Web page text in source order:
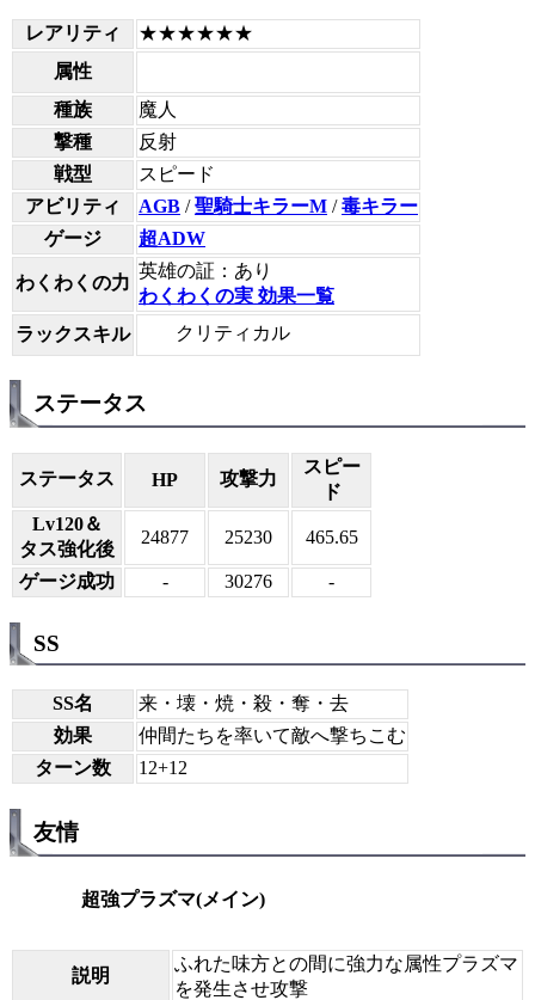
レアリティ
★★★★★★
属性
種族
魔人
撃種
反射
戦型
スピード
アビリティ
AGB /聖騎士キラーM /毒キラー
ゲージ
超ADW
わくわくの力
英雄の証：あり
わくわくの実 効果一覧
ラックスキル
クリティカル
ステータス
ステータス HP 攻撃力
スピー
ド
Lv120＆
タス強化後
24877 25230 465.65
ゲージ成功 - 30276 -
SS
SS名
来・壊・焼・殺・奪・去
効果
仲間たちを率いて敵へ撃ちこむ
ターン数
12+12
友情
超強プラズマ(メイン)
説明
ふれた味方との間に強力な属性プラズマ
を発生させ攻撃